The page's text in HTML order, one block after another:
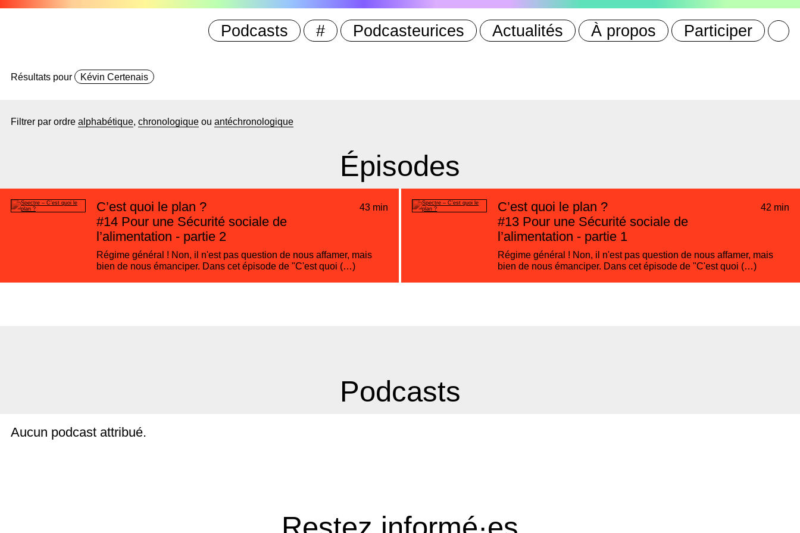
Podcasts # Podcasteurices Actualités À propos Participer
Résultats pour Kévin Certenais
Filtrer par ordrealphabétique,chronologique ouantéchronologique
Épisodes
C’est quoi le plan ?
#14 Pour une Sécurité sociale de
l’alimentation - partie 2
43 min
Régime général ! Non, il n'est pas question de nous affamer, mais
bien de nous émanciper. Dans cet épisode de "C'est quoi (…)
C’est quoi le plan ?
#13 Pour une Sécurité sociale de
l’alimentation - partie 1
42 min
Régime général ! Non, il n'est pas question de nous affamer, mais
bien de nous émanciper. Dans cet épisode de "C'est quoi (…)
Podcasts
Aucun podcast attribué.